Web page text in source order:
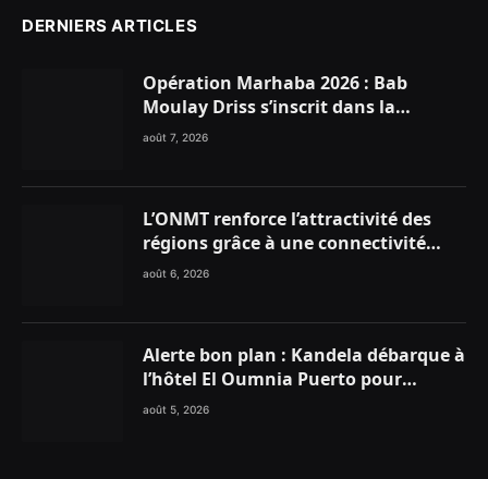
DERNIERS ARTICLES
Opération Marhaba 2026 : Bab
Moulay Driss s’inscrit dans la
dynamique nationale en faveur des
août 7, 2026
L’ONMT renforce l’attractivité des
régions grâce à une connectivité
aérienne historique de Ryanair
août 6, 2026
Alerte bon plan : Kandela débarque à
l’hôtel El Oumnia Puerto pour
enflammer le Chiringuito Malibu
août 5, 2026